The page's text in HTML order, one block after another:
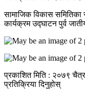
सामाजिक विकास समितिका
कार्यक्रम उद्घाटन पुर्व
प्रकाशित मिति : २०७९
प्रतिक्रिया दिनुहोस्